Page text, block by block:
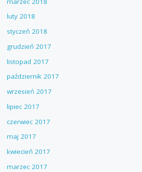
luty 2018
styczeń 2018
grudzień 2017
listopad 2017
październik 2017
wrzesień 2017
lipiec 2017
czerwiec 2017
maj 2017
kwiecień 2017
marzec 2017